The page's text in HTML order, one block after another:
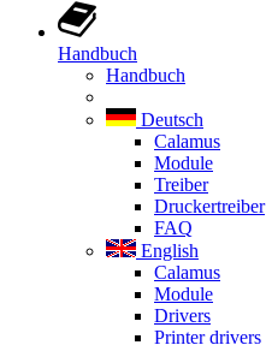
Handbuch
Handbuch
Deutsch
Calamus
Module
Treiber
Druckertreiber
FAQ
English
Calamus
Module
Drivers
Printer drivers